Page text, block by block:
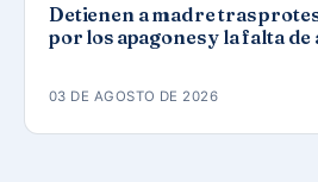
Detienen a madre tras
por los apagones y la falta de
03 DE AGOSTO DE 2026